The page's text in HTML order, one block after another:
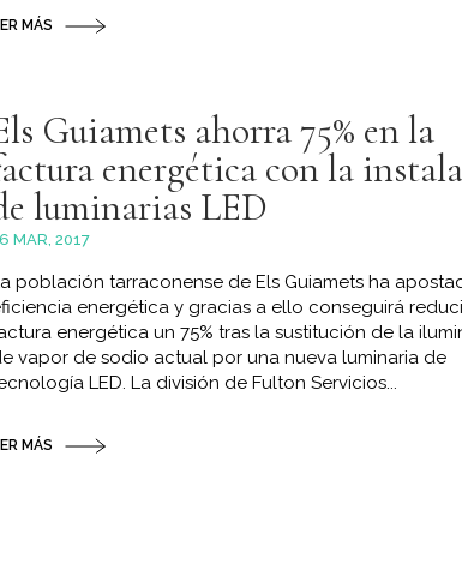
MÁS
Guiamets ahorra 75% en la
energética con la
luminarias LED
MAR, 2017
población tarraconense de Els Guiamets ha
energética y gracias a ello conseguirá
energética un 75% tras la sustitución de la
vapor de sodio actual por una nueva luminaria de
LED. La división de Fulton Servicios...
MÁS